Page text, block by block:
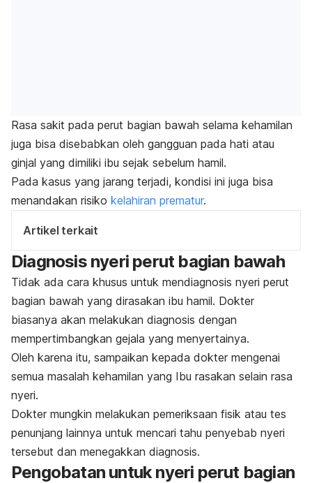
Rasa sakit pada perut bagian bawah selama kehamilan
juga bisa disebabkan oleh gangguan pada hati atau
ginjal yang dimiliki ibu sejak sebelum hamil.
Pada kasus yang jarang terjadi, kondisi ini juga bisa
menandakan risiko kelahiran prematur.
Artikel terkait
Diagnosis nyeri perut bagian bawah
Tidak ada cara khusus untuk mendiagnosis nyeri perut
bagian bawah yang dirasakan ibu hamil. Dokter
biasanya akan melakukan diagnosis dengan
mempertimbangkan gejala yang menyertainya.
Oleh karena itu, sampaikan kepada dokter mengenai
semua masalah kehamilan yang Ibu rasakan selain rasa
nyeri.
Dokter mungkin melakukan pemeriksaan fisik atau tes
penunjang lainnya untuk mencari tahu penyebab nyeri
tersebut dan menegakkan diagnosis.
Pengobatan untuk nyeri perut bagian